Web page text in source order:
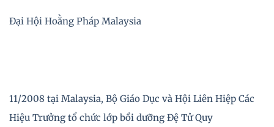
Đại Hội Hoằng Pháp Malaysia
11/2008 tại Malaysia, Bộ Giáo Dục và Hội Liên Hiệp Các
Hiệu Trưởng tổ chức lớp bồi dưỡng Đệ Tử Quy